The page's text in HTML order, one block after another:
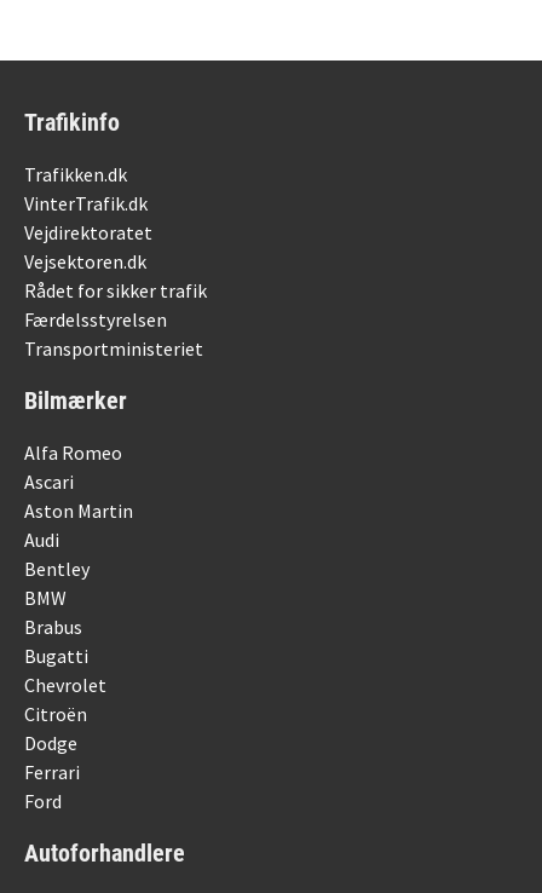
Trafikinfo
Trafikken.dk
VinterTrafik.dk
Vejdirektoratet
Vejsektoren.dk
Rådet for sikker trafik
Færdelsstyrelsen
Transportministeriet
Bilmærker
Alfa Romeo
Ascari
Aston Martin
Audi
Bentley
BMW
Brabus
Bugatti
Chevrolet
Citroën
Dodge
Ferrari
Ford
Autoforhandlere